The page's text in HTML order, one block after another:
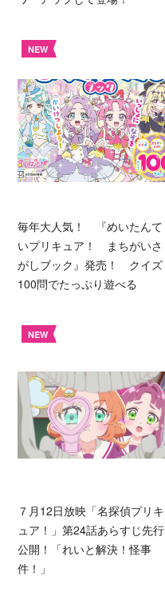
NEW
毎年大人気！ 『めいたんて
いプリキュア！ まちがいさ
がしブック』発売！ クイズ
100問でたっぷり遊べる
NEW
７月12日放映「名探偵プリキ
ュア！」第24話あらすじ先行
公開！「れいと解決！怪事
件！」